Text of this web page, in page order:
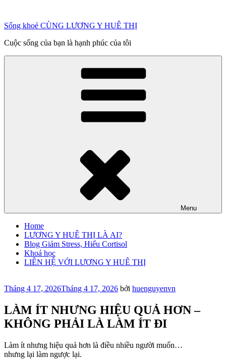
phần
dung
Sống khoẻ CÙNG LƯƠNG Y HUÊ THỊ
Cuộc sống của bạn là hạnh phúc của tôi
Menu
Home
LƯƠNG Y HUÊ THỊ LÀ AI?
Blog Giảm Stress, Hiểu Cortisol
Khoá học
LIÊN HỆ VỚI LƯƠNG Y HUÊ THỊ
Đăng
Tháng 4 17, 2026Tháng 4 17, 2026 bởi huenguyenvn
LÀM ÍT NHƯNG HIỆU QUẢ HƠN –
KHÔNG PHẢI LÀ LÀM ÍT ĐI
Làm ít nhưng hiệu quả hơn là điều nhiều người muốn…
nhưng lại làm ngược lại.